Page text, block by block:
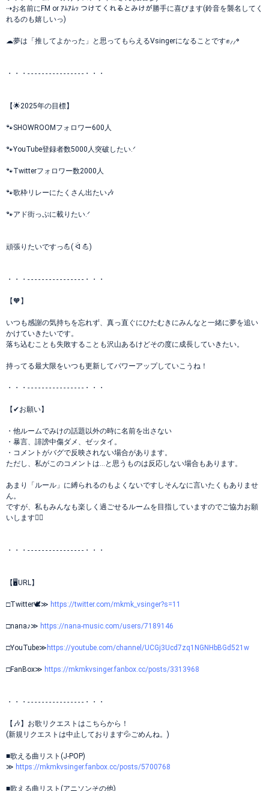
⇢お名前にFM or ｱﾑｱﾑｯ つけてくれるとみけが勝手に喜びます(鈴音を襲名してく
れるのも嬉しいっ)
☁夢は「推してよかった」と思ってもらえるVsingerになることです✊⸝⸝꙳
・・・- - - - - - - - - - - - - - - -・・・
【🌟2025年の目標】
🐾SHOWROOMフォロワー600人
🐾YouTube登録者数5000人突破したい.ᐟ
🐾Twitterフォロワー数2000人
🐾歌枠リレーにたくさん出たい🎶
🐾アド街っぷに載りたい.ᐟ
頑張りたいですっ💪( ᐛ 💪)
・・・- - - - - - - - - - - - - - - -・・・
【🧡】
いつも感謝の気持ちを忘れず、真っ直ぐにひたむきにみんなと一緒に夢を追い
かけていきたいです。
落ち込むことも失敗することも沢山あるけどその度に成長していきたい。
持ってる最大限をいつも更新してパワーアップしていこうね！
・・・- - - - - - - - - - - - - - - -・・・
【✔お願い】
・他ルームでみけの話題以外の時に名前を出さない
・暴言、誹謗中傷ダメ、ゼッタイ。
・コメントがバグで反映されない場合があります。
ただし、私がこのコメントは…と思うものは反応しない場合もあります。
あまり「ルール」に縛られるのもよくないですしそんなに言いたくもありませ
ん。
ですが、私もみんなも楽しく過ごせるルームを目指していますのでご協力お願
いします🙇‍♀️
・・・- - - - - - - - - - - - - - - -・・・
【🖥URL】
□Twitter🕊≫ https://twitter.com/mkmk_vsinger?s=11
□nana♪≫ https://nana-music.com/users/7189146
□YouTube≫ https://youtube.com/channel/UCGj3Ucd7zq1NGNHbBGd521w
□FanBox≫ https://mkmkvsinger.fanbox.cc/posts/3313968
・・・- - - - - - - - - - - - - - - -・・・
【🎶】お歌リクエストはこちらから！
(新規リクエストは中止しております💦ごめんね。)
■歌える曲リスト(J-POP)
≫ https://mkmkvsinger.fanbox.cc/posts/5700768
■歌える曲リスト(アニソンその他)